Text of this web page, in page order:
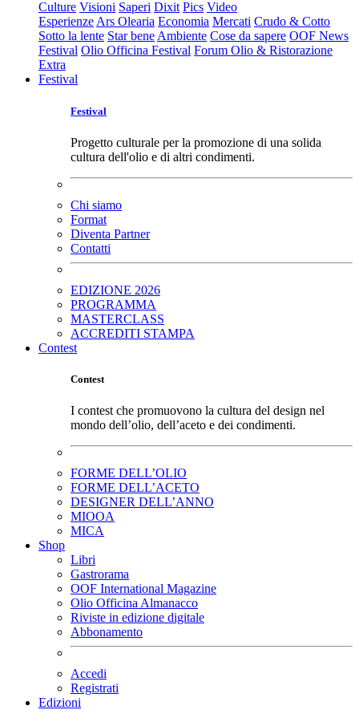
Culture Visioni Saperi Dixit Pics Video
Esperienze Ars Olearia Economia Mercati Crudo & Cotto
Sotto la lente Star bene Ambiente Cose da sapere OOF News
Festival Olio Officina Festival Forum Olio & Ristorazione
Extra
Festival
Festival
Progetto culturale per la promozione di una solida
cultura dell'olio e di altri condimenti.
Chi siamo
Format
Diventa Partner
Contatti
EDIZIONE 2026
PROGRAMMA
MASTERCLASS
ACCREDITI STAMPA
Contest
Contest
I contest che promuovono la cultura del design nel
mondo dell’olio, dell’aceto e dei condimenti.
FORME DELL’OLIO
FORME DELL’ACETO
DESIGNER DELL’ANNO
MIOOA
MICA
Shop
Libri
Gastrorama
OOF International Magazine
Olio Officina Almanacco
Riviste in edizione digitale
Abbonamento
Accedi
Registrati
Edizioni